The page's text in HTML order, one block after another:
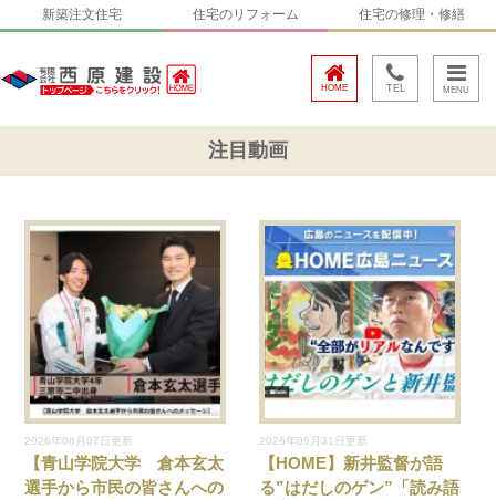
新築注文住宅 住宅のリフォーム 住宅の修理・修繕
TEL
HOME
注目動画
2026年06月07日更新
【青山学院大学 倉本玄太
選手から市民の皆さんへの
2026年05月31日更新
【HOME】新井監督が語
る”はだしのゲン”「読み語